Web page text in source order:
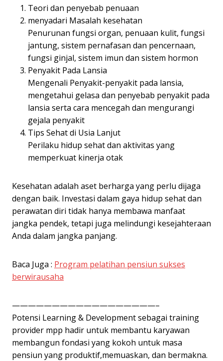
Teori dan penyebab penuaan
menyadari Masalah kesehatan
Penurunan fungsi organ, penuaan kulit, fungsi
jantung, sistem pernafasan dan pencernaan,
fungsi ginjal, sistem imun dan sistem hormon
Penyakit Pada Lansia
Mengenali Penyakit-penyakit pada lansia,
mengetahui gelasa dan penyebab penyakit pada
lansia serta cara mencegah dan mengurangi
gejala penyakit
Tips Sehat di Usia Lanjut
Perilaku hidup sehat dan aktivitas yang
memperkuat kinerja otak
Kesehatan adalah aset berharga yang perlu dijaga
dengan baik. Investasi dalam gaya hidup sehat dan
perawatan diri tidak hanya membawa manfaat
jangka pendek, tetapi juga melindungi kesejahteraan
Anda dalam jangka panjang.
Baca Juga : Program pelatihan pensiun sukses
berwirausaha
——————————————————–
Potensi Learning & Development sebagai training
provider mpp hadir untuk membantu karyawan
membangun fondasi yang kokoh untuk masa
pensiun yang produktif,memuaskan, dan bermakna.